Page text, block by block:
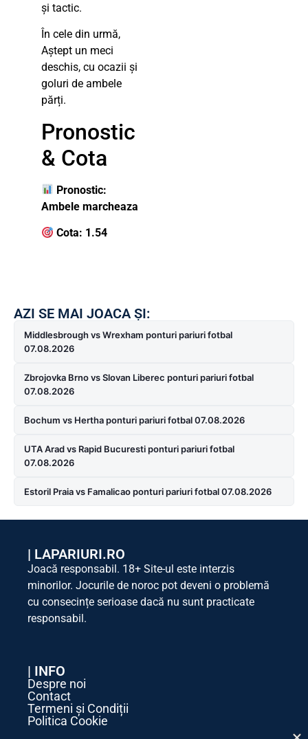
și tactic.
În cele din urmă,
Aștept un meci
deschis, cu ocazii și
goluri de ambele
părți.
Pronostic
& Cota
Pronostic:
Ambele marcheaza
Cota: 1.54
AZI SE MAI JOACA ȘI:
Middlesbrough vs Wrexham ponturi pariuri fotbal
07.08.2026
Zbrojovka Brno vs Slovan Liberec ponturi pariuri fotbal
07.08.2026
Bochum vs Hertha ponturi pariuri fotbal 07.08.2026
UTA Arad vs Rapid Bucuresti ponturi pariuri fotbal
07.08.2026
Estoril Praia vs Famalicao ponturi pariuri fotbal 07.08.2026
| LAPARIURI.RO
Joacă responsabil. 18+ Site-ul este interzis
minorilor. Jocurile de noroc pot deveni o problemă
cu consecințe serioase dacă nu sunt practicate
responsabil.
| INFO
Despre noi
Contact
Termeni și Condiții
Politica Cookie